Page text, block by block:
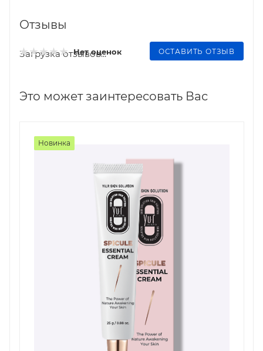
Отзывы
Нет оценок ОСТАВИТЬ ОТЗЫВ
Загрузка отзывов...
Это может заинтересовать Вас
Новинка